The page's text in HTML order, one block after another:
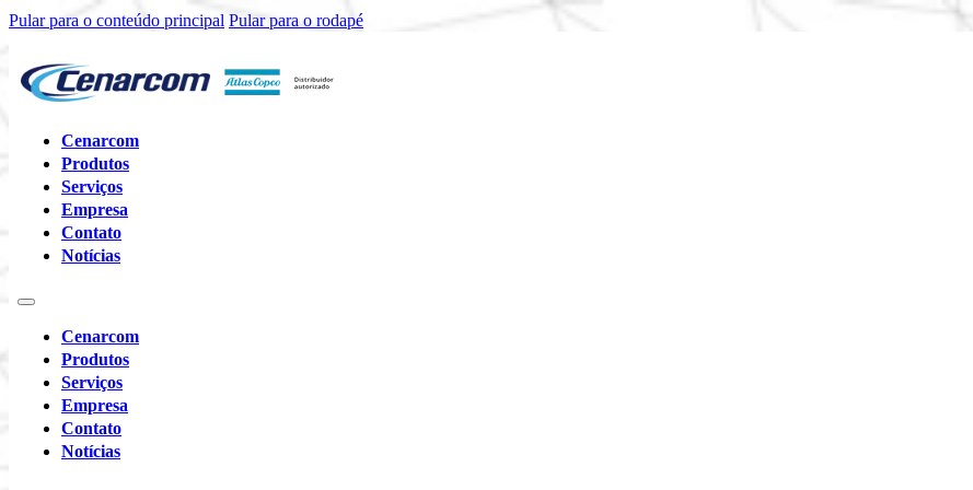
Pular para o conteúdo principal Pular para o rodapé
Cenarcom
Produtos
Serviços
Empresa
Contato
Notícias
Cenarcom
Produtos
Serviços
Empresa
Contato
Notícias